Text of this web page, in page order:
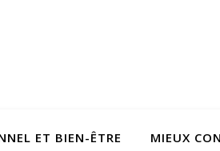
ET BIEN-ÊTRE MIEUX